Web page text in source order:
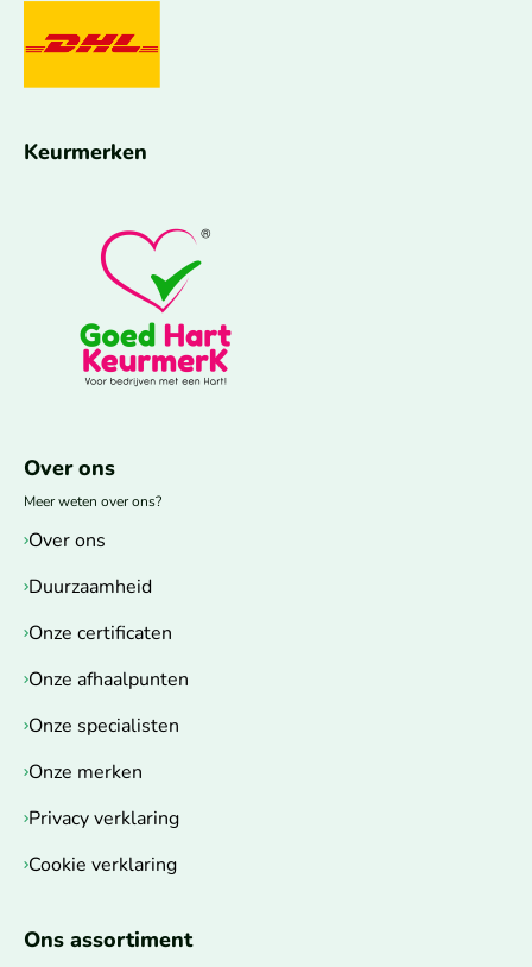
Keurmerken
Over ons
Meer weten over ons?
Over ons
Duurzaamheid
Onze certificaten
Onze afhaalpunten
Onze specialisten
Onze merken
Privacy verklaring
Cookie verklaring
Ons assortiment